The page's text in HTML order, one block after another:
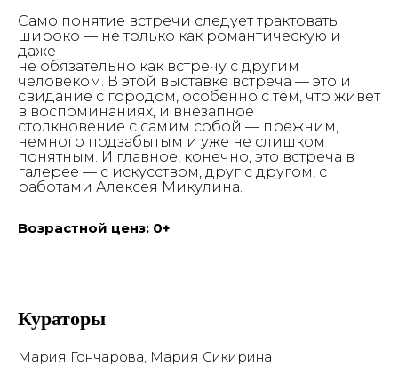
Само понятие встречи следует трактовать
широко — не только как романтическую и
даже
не обязательно как встречу с другим
человеком. В этой выставке встреча — это и
свидание с городом, особенно с тем, что живет
в воспоминаниях, и внезапное
столкновение с самим собой — прежним,
немного подзабытым и уже не слишком
понятным. И главное, конечно, это встреча в
галерее — с искусством, друг с другом, с
работами Алексея Микулина.
Возрастной ценз: 0+
Кураторы
Мария Гончарова, Мария Сикирина